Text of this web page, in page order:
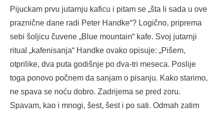
Pijuckam prvu jutarnju kaficu i pitam se „šta li sada u ove
praznične dane radi Peter Handke“? Logično, priprema
sebi šoljicu čuvene „Blue mountain“ kafe. Svoj jutarnji
ritual „kafenisanja“ Handke ovako opisuje: „Pišem,
otprilike, dva puta godišnje po dva-tri meseca. Poslije
toga ponovo počnem da sanjam o pisanju. Kako starimo,
ne spava se noću dobro. Zadrijema se pred zoru.
Spavam, kao i mnogi, šest, šest i po sati. Odmah zatim